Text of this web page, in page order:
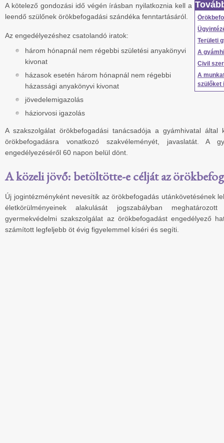
Területi
A
Civil
A
szülőket
A kötelező gondozási idő végén írásban nyilatkoznia kell a
leendő szülőnek örökbefogadási szándéka fenntartásáról.
Az engedélyezéshez csatolandó iratok:
három hónapnál nem régebbi születési anyakönyvi
kivonat
házasok esetén három hónapnál nem régebbi
házassági anyakönyvi kivonat
jövedelemigazolás
háziorvosi igazolás
A szakszolgálat örökbefogadási tanácsadója a gyámhivatal által
örökbefogadásra vonatkozó szakvéleményét, javaslatát. A
engedélyezéséről 60 napon belül dönt.
A közeli jövő: betöltötte-e célját az
Új jogintézményként nevesítik az örökbefogadás utánkövetésének
életkörülményeinek alakulását jogszabályban
gyermekvédelmi szakszolgálat az örökbefogadást engedélyező
számított legfeljebb öt évig figyelemmel kíséri és segíti.